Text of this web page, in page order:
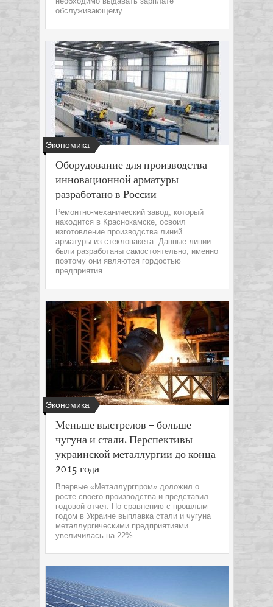
обслуживающему ...
Экономика
Оборудование для производства
инновационной арматуры
разработано в России
Ремонтно-механический завод, который
находится в Краснокамске, освоил
изготовление производства линий
арматуры из стеклопакета. Данные линии
были разработаны самостоятельно, именно
поэтому они являются гордостью
предприятия....
Экономика
Меньше выстрелов – больше
чугуна и стали. Перспективы
украинской металлургии до конца
2015 года
Впервые «Металлургпром» доложил о
росте своего производства и представил
годовой отчет. По сравнению с прошлым
годом в Украине выплавка стали и чугуна
металлургическими предприятиями
увеличилась на 22%....